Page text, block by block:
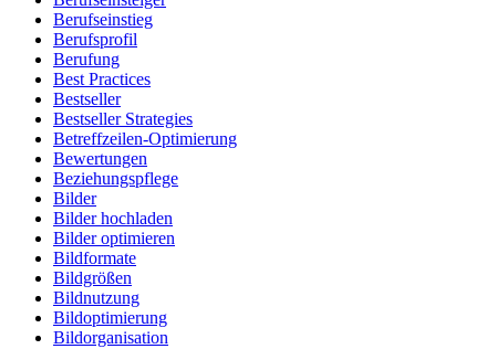
Berufseinstieg
Berufsprofil
Berufung
Best Practices
Bestseller
Bestseller Strategies
Betreffzeilen-Optimierung
Bewertungen
Beziehungspflege
Bilder
Bilder hochladen
Bilder optimieren
Bildformate
Bildgrößen
Bildnutzung
Bildoptimierung
Bildorganisation